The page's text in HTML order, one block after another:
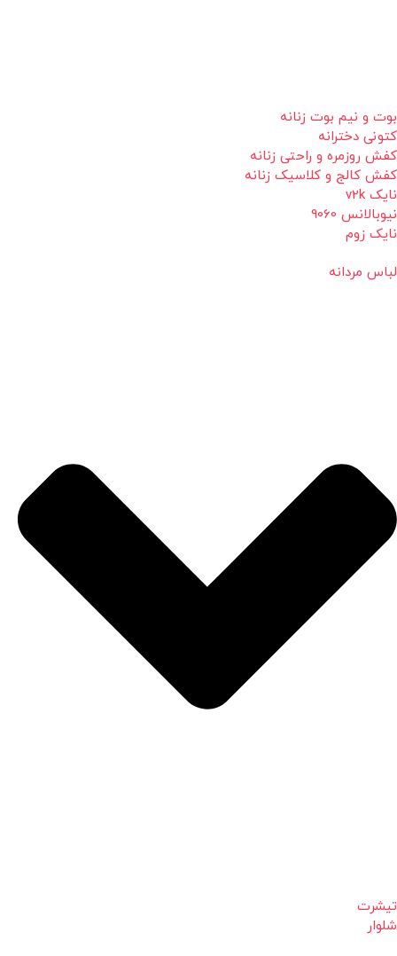
بوت و نیم بوت زنانه
کتونی دخترانه
کفش روزمره و راحتی زنانه
کفش کالج و کلاسیک زنانه
نایک v2k
نیوبالانس 9060
نایک زوم
لباس مردانه
تیشرت
شلوار